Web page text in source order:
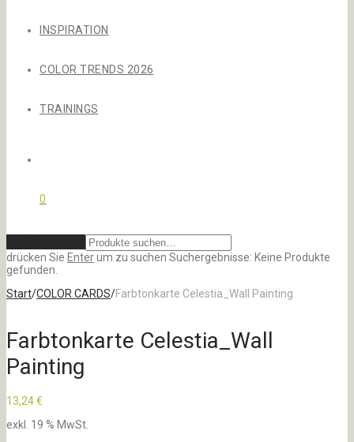
INSPIRATION
COLOR TRENDS 2026
TRAININGS
0
drücken Sie Enterum zu suchen Suchergebnisse: Keine Produkte
gefunden.
Start/COLOR CARDS/Farbtonkarte Celestia_Wall Painting
Farbtonkarte Celestia_Wall
Painting
13,24€
exkl. 19 % MwSt.